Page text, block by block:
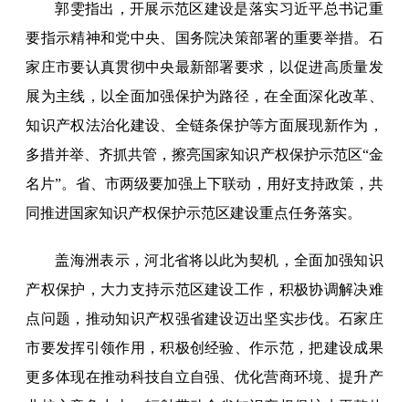
郭雯指出，开展示范区建设是落实习近平总书记重
要指示精神和党中央、国务院决策部署的重要举措。石
家庄市要认真贯彻中央最新部署要求，以促进高质量发
展为主线，以全面加强保护为路径，在全面深化改革、
知识产权法治化建设、全链条保护等方面展现新作为，
多措并举、齐抓共管，擦亮国家知识产权保护示范区“金
名片”。省、市两级要加强上下联动，用好支持政策，共
同推进国家知识产权保护示范区建设重点任务落实。
盖海洲表示，河北省将以此为契机，全面加强知识
产权保护，大力支持示范区建设工作，积极协调解决难
点问题，推动知识产权强省建设迈出坚实步伐。石家庄
市要发挥引领作用，积极创经验、作示范，把建设成果
更多体现在推动科技自立自强、优化营商环境、提升产